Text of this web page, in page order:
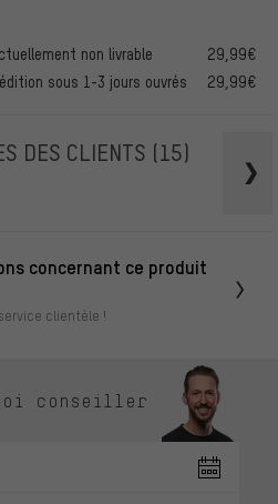
non livrable
29,99€
sous 1-3 jours ouvrés
29,99€
DES CLIENTS (15)
concernant ce produit
clientèle !
conseiller